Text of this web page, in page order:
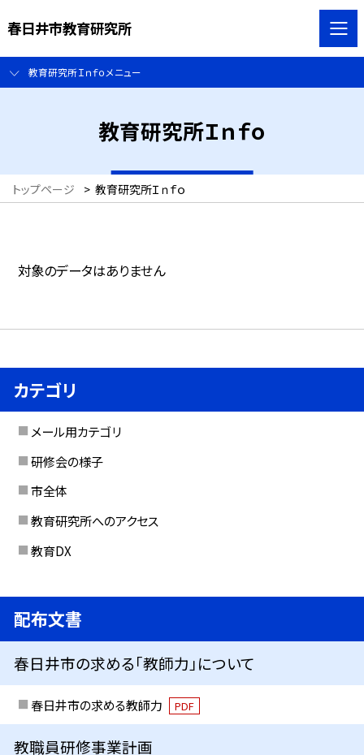
春日井市教育研究所
教育研究所Ｉｎｆｏメニュー
教育研究所Ｉｎｆｏ
トップページ > 教育研究所Ｉｎｆｏ
対象のデータはありません
カテゴリ
メール用カテゴリ
研修会の様子
市全体
教育研究所へのアクセス
教育DX
配布文書
春日井市の求める「教師力」について
春日井市の求める教師力 PDF
教職員研修事業計画